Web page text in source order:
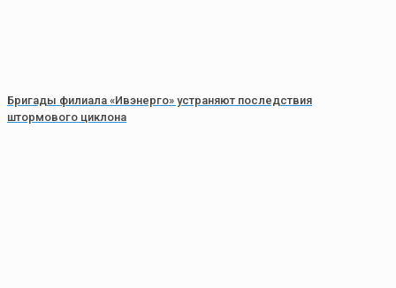
Бригады филиала «Ивэнерго» устраняют последствия
штормового циклона